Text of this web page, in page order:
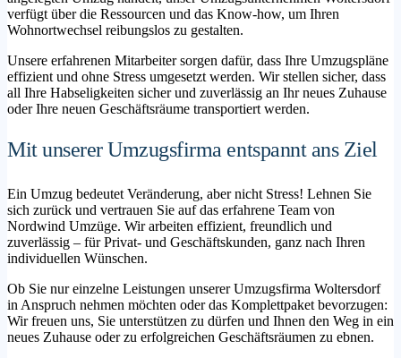
verfügt über die Ressourcen und das Know-how, um Ihren
Wohnortwechsel reibungslos zu gestalten.
Unsere erfahrenen Mitarbeiter sorgen dafür, dass Ihre Umzugspläne
effizient und ohne Stress umgesetzt werden. Wir stellen sicher, dass
all Ihre Habseligkeiten sicher und zuverlässig an Ihr neues Zuhause
oder Ihre neuen Geschäftsräume transportiert werden.
Mit unserer Umzugsfirma entspannt ans Ziel
Ein Umzug bedeutet Veränderung, aber nicht Stress! Lehnen Sie
sich zurück und vertrauen Sie auf das erfahrene Team von
Nordwind Umzüge. Wir arbeiten effizient, freundlich und
zuverlässig – für Privat- und Geschäftskunden, ganz nach Ihren
individuellen Wünschen.
Ob Sie nur einzelne Leistungen unserer Umzugsfirma Woltersdorf
in Anspruch nehmen möchten oder das Komplettpaket bevorzugen:
Wir freuen uns, Sie unterstützen zu dürfen und Ihnen den Weg in ein
neues Zuhause oder zu erfolgreichen Geschäftsräumen zu ebnen.